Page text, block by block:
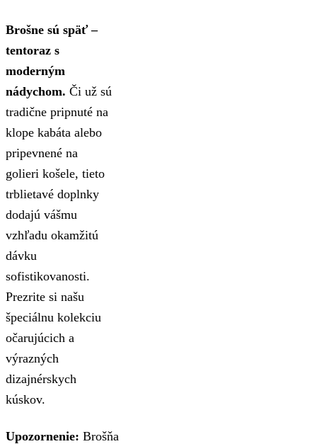
Brošne sú späť –
tentoraz s
moderným
nádychom. Či už sú
tradične pripnuté na
klope kabáta alebo
pripevnené na
golieri košele, tieto
trblietavé doplnky
dodajú vášmu
vzhľadu okamžitú
dávku
sofistikovanosti.
Prezrite si našu
špeciálnu kolekciu
očarujúcich a
výrazných
dizajnérskych
kúskov.
Upozornenie: Brošňa